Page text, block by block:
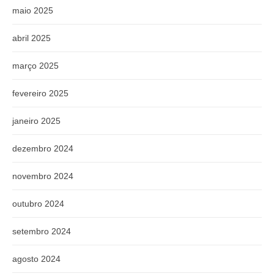
maio 2025
abril 2025
março 2025
fevereiro 2025
janeiro 2025
dezembro 2024
novembro 2024
outubro 2024
setembro 2024
agosto 2024